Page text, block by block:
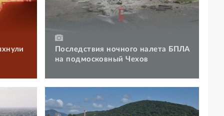
Последствия ночного налета БПЛА
на подмосковный Чехов